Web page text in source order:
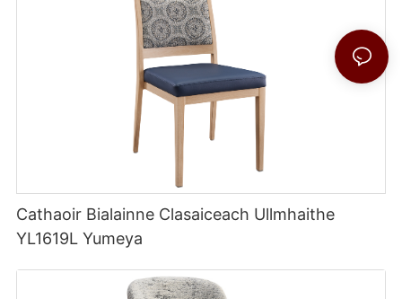
Cathaoir Bialainne Clasaiceach Ullmhaithe
YL1619L Yumeya